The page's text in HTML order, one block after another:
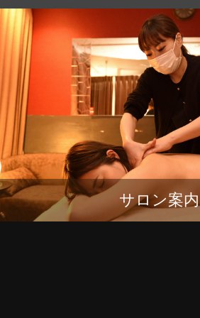
サロン案内